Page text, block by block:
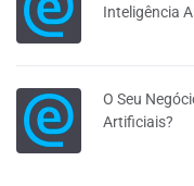
Inteligência
O Seu
Artificiais?